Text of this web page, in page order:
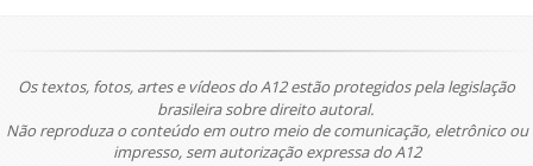
Os textos, fotos, artes e vídeos do A12 estão protegidos pela legislação
brasileira sobre direito autoral.
Não reproduza o conteúdo em outro meio de comunicação, eletrônico ou
impresso, sem autorização expressa do A12